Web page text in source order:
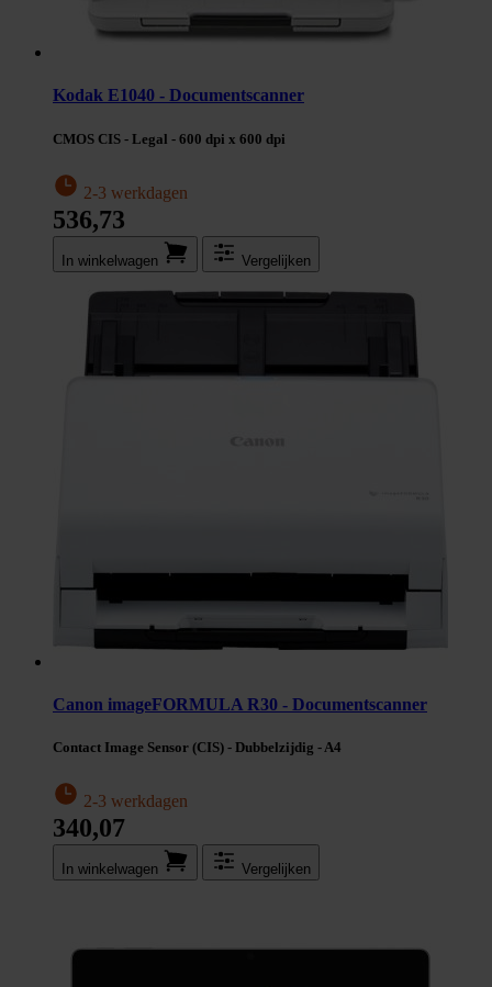
Kodak E1040 - Documentscanner
CMOS CIS - Legal - 600 dpi x 600 dpi
2-3 werkdagen
536,73
In winkel­wagen Vergelijken
Canon imageFORMULA R30 - Documentscanner
Contact Image Sensor (CIS) - Dubbelzijdig - A4
2-3 werkdagen
340,07
In winkel­wagen Vergelijken